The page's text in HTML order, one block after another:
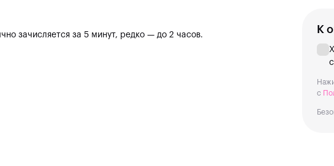
зачисляется за 5 минут, редко — до 2 часов. К
с